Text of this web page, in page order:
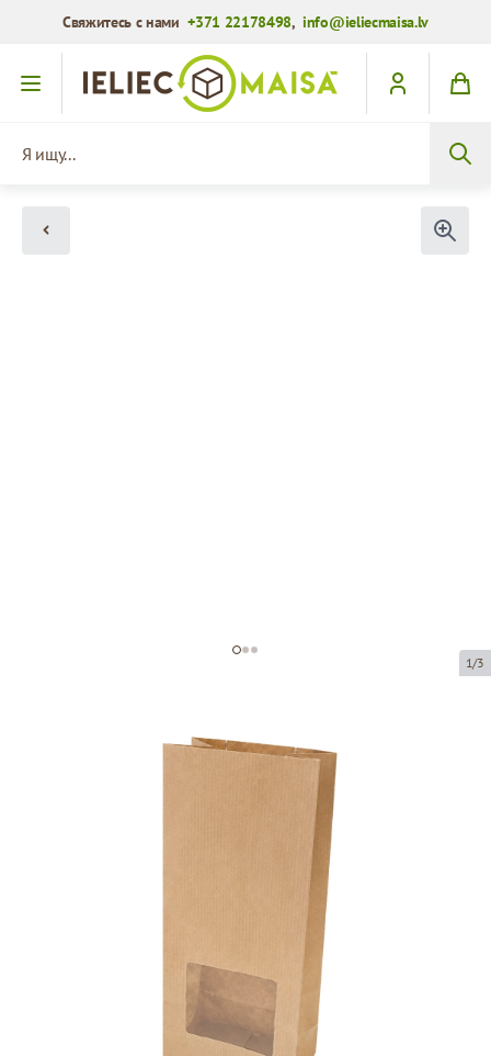
Свяжитесь с нами+371 22178498,info@ieliecmaisa.lv
Перейти к содержимому
1/3
Коричневый бумажный мешок с
окном и плоским основанием
Tовар можно получить в пункте выдачи.